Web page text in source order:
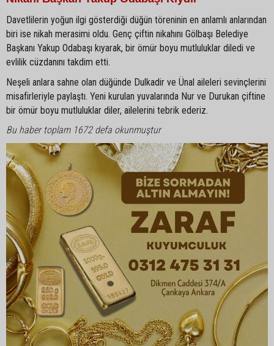
Davetlilerin yoğun ilgi gösterdiği düğün töreninin en anlamlı anlarından
biri ise nikah merasimi oldu. Genç çiftin nikahını Gölbaşı Belediye
Başkanı Yakup Odabaşı kıyarak, bir ömür boyu mutluluklar diledi ve
evlilik cüzdanını takdim etti.
Neşeli anlara sahne olan düğünde Dulkadir ve Ünal aileleri sevinçlerini
misafirleriyle paylaştı. Yeni kurulan yuvalarında Nur ve Durukan çiftine
bir ömür boyu mutluluklar diler, ailelerini tebrik ederiz.
Bu haber toplam 1672 defa okunmuştur